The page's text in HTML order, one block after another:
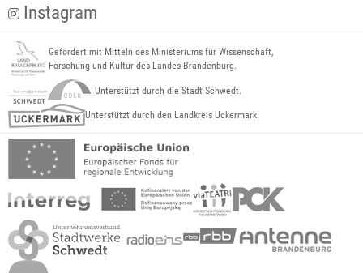
Instagram
Gefördert mit Mitteln des Ministeriums für Wissenschaft,
Forschung und Kultur des Landes Brandenburg.
Unterstützt durch die Stadt Schwedt.
Unterstützt durch den Landkreis Uckermark.